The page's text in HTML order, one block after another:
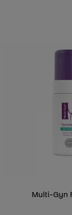
Multi-Gyn